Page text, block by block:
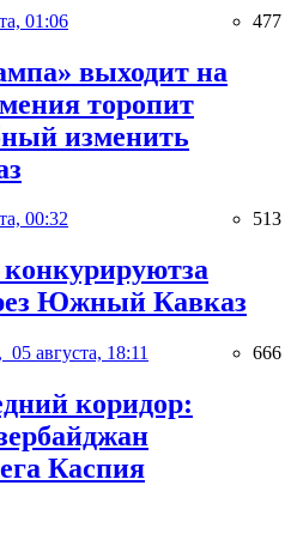
01:06 477
выходит на
торопит
изменить
00:32 513
Южный Кавказ
05 августа, 18:11 666
коридор:
Каспия